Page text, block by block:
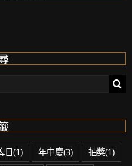
日(1) 年中慶(3) 抽獎(1)